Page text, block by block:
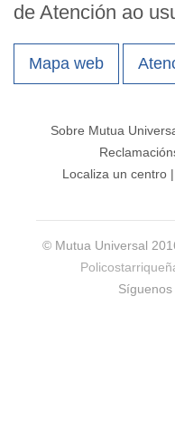
de Atención ao
Mapa web
Sobre Mutua
Localiza un centro |
© Mutua Universal
Síguenos